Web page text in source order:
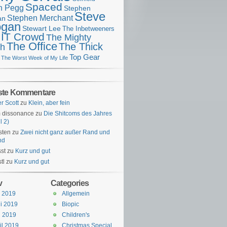
Pegg Spaced Stephen
Stephen Merchant Steve
Stewart Lee The Inbetweeners
Crowd The Mighty
The OfficeThe Thick
The Worst Week of My Life Top Gear
Kommentare
Scottzu Klein, aber fein
dissonance zu Die Shitcoms des Jahres
2)
zu Zwei nicht ganz außer Rand und
zu Kurz und gut
zu Kurz und gut
Categories
Allgemein
Biopic
Children's
Christmas Special
2019
2019
2019
2019